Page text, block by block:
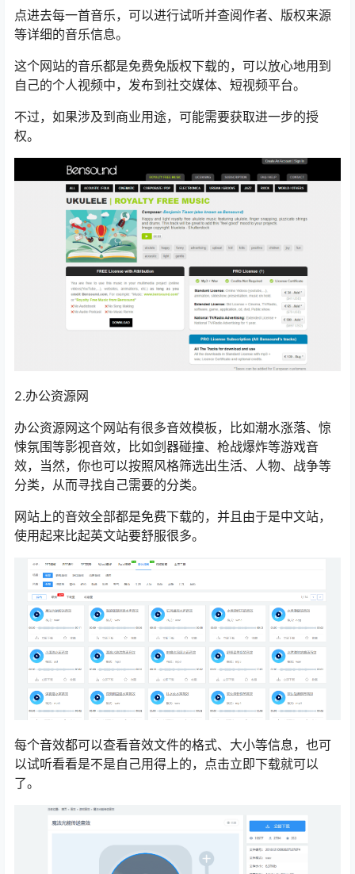
点进去每一首音乐，可以进行试听并查阅作者、版权来源
等详细的音乐信息。
这个网站的音乐都是免费免版权下载的，可以放心地用到
自己的个人视频中，发布到社交媒体、短视频平台。
不过，如果涉及到商业用途，可能需要获取进一步的授
权。
2.办公资源网
办公资源网这个网站有很多音效模板，比如潮水涨落、惊
悚氛围等影视音效，比如剑器碰撞、枪战爆炸等游戏音
效，当然，你也可以按照风格筛选出生活、人物、战争等
分类，从而寻找自己需要的分类。
网站上的音效全部都是免费下载的，并且由于是中文站，
使用起来比起英文站要舒服很多。
每个音效都可以查看音效文件的格式、大小等信息，也可
以试听看看是不是自己用得上的，点击立即下载就可以
了。